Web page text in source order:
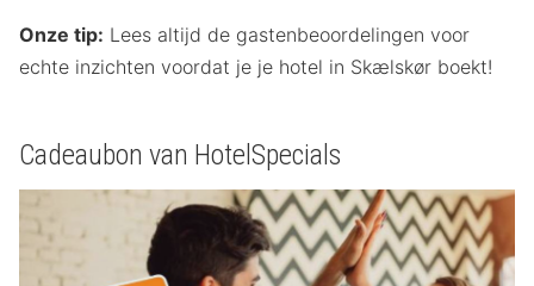
Onze tip: Lees altijd de gastenbeoordelingen voor
echte inzichten voordat je je hotel in Skælskør boekt!
Cadeaubon van HotelSpecials